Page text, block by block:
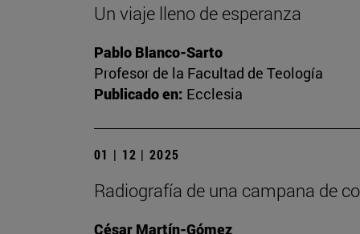
Un viaje lleno de esperanza
Pablo Blanco-Sarto
Profesor de la Facultad de Teología
Publicado en: Ecclesia
01 | 12 | 2025
Radiografía de una campana de
César Martín-Gómez